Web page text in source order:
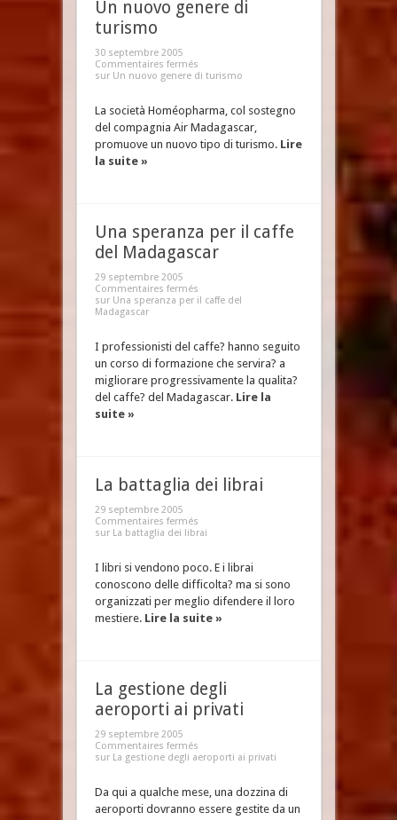
Un nuovo genere di
turismo
30 septembre 2005
Commentaires fermés
sur Un nuovo genere di turismo
La società Homéopharma, col sostegno
del compagnia Air Madagascar,
promuove un nuovo tipo di turismo. Lire
la suite »
Una speranza per il caffe
del Madagascar
29 septembre 2005
Commentaires fermés
sur Una speranza per il caffe del
Madagascar
I professionisti del caffe? hanno seguito
un corso di formazione che servira? a
migliorare progressivamente la qualita?
del caffe? del Madagascar. Lire la
suite »
La battaglia dei librai
29 septembre 2005
Commentaires fermés
sur La battaglia dei librai
I libri si vendono poco. E i librai
conoscono delle difficolta? ma si sono
organizzati per meglio difendere il loro
mestiere. Lire la suite »
La gestione degli
aeroporti ai privati
29 septembre 2005
Commentaires fermés
sur La gestione degli aeroporti ai privati
Da qui a qualche mese, una dozzina di
aeroporti dovranno essere gestite da un